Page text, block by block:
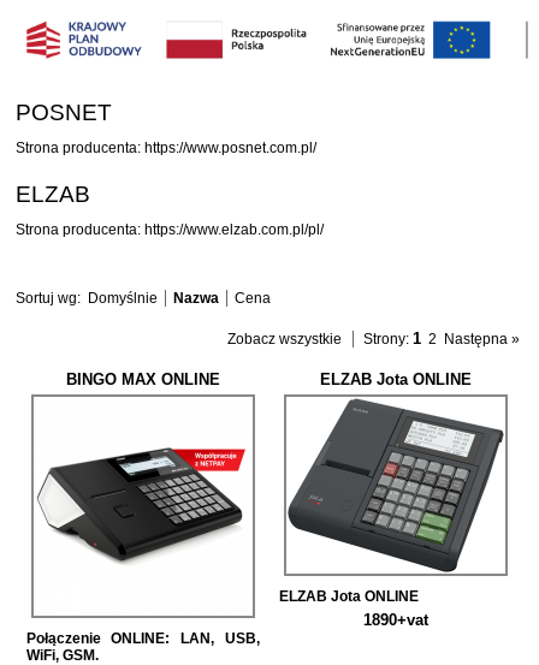
POSNET
Strona producenta: https://www.posnet.com.pl/
ELZAB
Strona producenta: https://www.elzab.com.pl/pl/
Sortuj wg: Domyślnie Nazwa Cena
Zobacz wszystkie Strony: 1 2 Następna »
BINGO MAX ONLINE
Połączenie ONLINE: LAN, USB,
WiFi, GSM.
ELZAB Jota ONLINE
ELZAB Jota ONLINE
1890+vat